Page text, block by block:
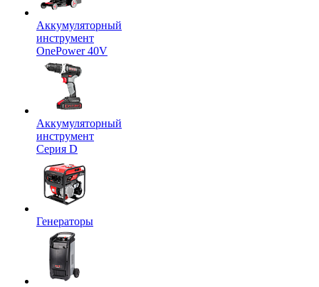
Аккумуляторный
инструмент
OnePower 40V
Аккумуляторный
инструмент
Серия D
Генераторы